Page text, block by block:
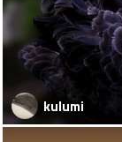
kulumi